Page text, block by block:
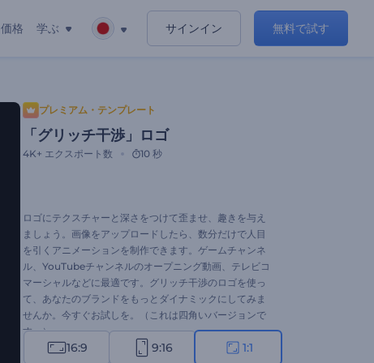
価格 学ぶ サインイン 無料で試す
プレミアム・テンプレート
「グリッチ干渉」ロゴ
4K+ エクスポート数 10 秒
ロゴにテクスチャーと深さをつけて歪ませ、趣きを与え
ましょう。画像をアップロードしたら、数分だけで人目
を引くアニメーションを制作できます。ゲームチャンネ
ル、YouTubeチャンネルのオープニング動画、テレビコ
マーシャルなどに最適です。グリッチ干渉のロゴを使っ
て、あなたのブランドをもっとダイナミックにしてみま
せんか。今すぐお試しを。（これは四角いバージョンで
す。）
16:9 9:16 1:1